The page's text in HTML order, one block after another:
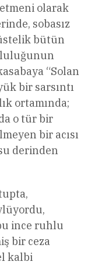
olarak
sobasız
bütün
“Solan
bir sarsıntı
ortamında;
o tür bir
bir acısı
derinden
ince ruhlu
bir ceza
kalbi